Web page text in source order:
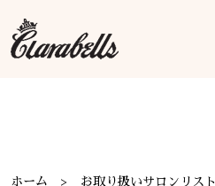
ホーム お取り扱いサロンリスト